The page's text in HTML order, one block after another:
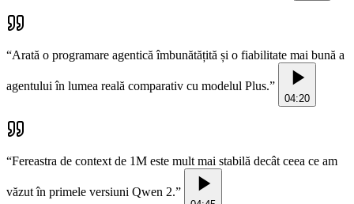
“Arată o programare agentică îmbunătățită și o fiabilitate mai bună a
agentului în lumea reală comparativ cu modelul Plus.”
04:20
“Fereastra de context de 1M este mult mai stabilă decât ceea ce am
văzut în primele versiuni Qwen 2.”